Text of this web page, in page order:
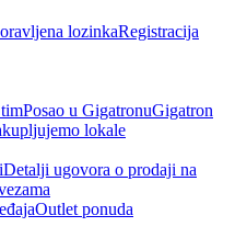
lozinkaRegistracija
Posao u GigatronuGigatron
lokale
Detalji ugovora o prodaji na
Outlet ponuda